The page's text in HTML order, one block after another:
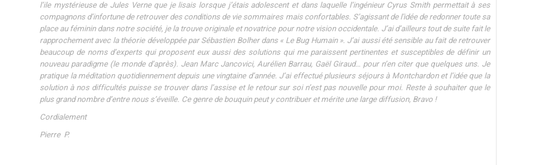
l’ile mystérieuse de Jules Verne que je lisais lorsque j’étais adolescent et dans laquelle l’ingénieur Cyrus Smith permettait à ses
compagnons d’infortune de retrouver des conditions de vie sommaires mais confortables. S’agissant de l'idée de redonner toute sa
place au féminin dans notre société, je la trouve originale et novatrice pour notre vision occidentale. J’ai d’ailleurs tout de suite fait le
rapprochement avec la théorie développée par Sébastien Bolher dans « Le Bug Humain ». J’ai aussi été sensible au fait de retrouver
beaucoup de noms d’experts qui proposent eux aussi des solutions qui me paraissent pertinentes et susceptibles de définir un
nouveau paradigme (le monde d’après). Jean Marc Jancovici, Aurélien Barrau, Gaël Giraud… pour n’en citer que quelques uns. Je
pratique la méditation quotidiennement depuis une vingtaine d’année. J’ai effectué plusieurs séjours à Montchardon et l’idée que la
solution à nos difficultés puisse se trouver dans l’assise et le retour sur soi n’est pas nouvelle pour moi. Reste à souhaiter que le
plus grand nombre d’entre nous s’éveille. Ce genre de bouquin peut y contribuer et mérite une large diffusion, Bravo !
Cordialement
Pierre P.